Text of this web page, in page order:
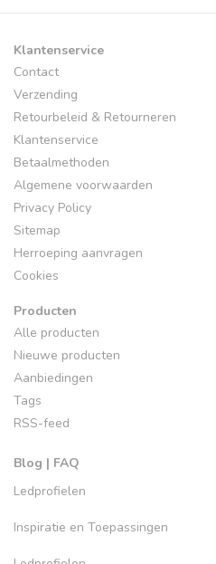
Klantenservice
Contact
Verzending
Retourbeleid & Retourneren
Klantenservice
Betaalmethoden
Algemene voorwaarden
Privacy Policy
Sitemap
Herroeping aanvragen
Cookies
Producten
Alle producten
Nieuwe producten
Aanbiedingen
Tags
RSS-feed
Blog | FAQ
Ledprofielen
Inspiratie en Toepassingen